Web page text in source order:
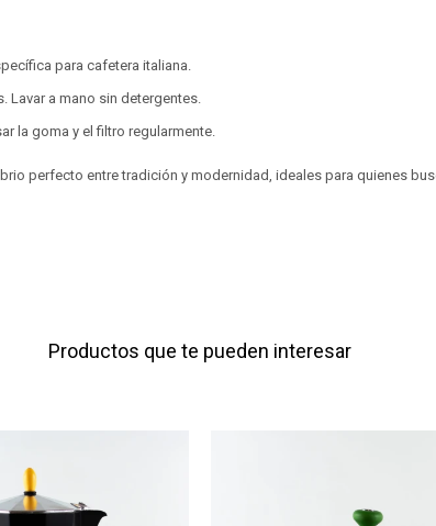
para cafetera italiana.
Lavar a mano sin detergentes.
la goma y el filtro regularmente.
perfecto entre tradición y modernidad, ideales para quienes
Productos que te pueden interesar